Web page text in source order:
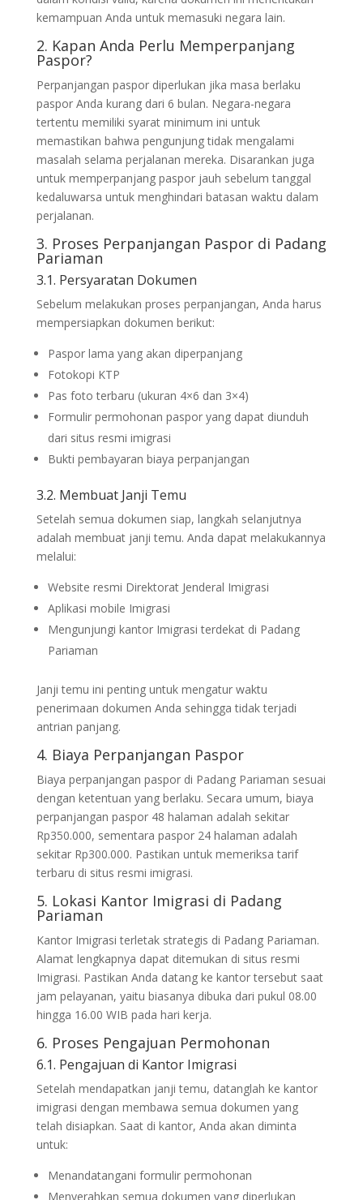
kemampuan Anda untuk memasuki negara lain.
2. Kapan Anda Perlu Memperpanjang
Paspor?
Perpanjangan paspor diperlukan jika masa berlaku
paspor Anda kurang dari 6 bulan. Negara-negara
tertentu memiliki syarat minimum ini untuk
memastikan bahwa pengunjung tidak mengalami
masalah selama perjalanan mereka. Disarankan juga
untuk memperpanjang paspor jauh sebelum tanggal
kedaluwarsa untuk menghindari batasan waktu dalam
perjalanan.
3. Proses Perpanjangan Paspor di Padang
Pariaman
3.1. Persyaratan Dokumen
Sebelum melakukan proses perpanjangan, Anda harus
mempersiapkan dokumen berikut:
Paspor lama yang akan diperpanjang
Fotokopi KTP
Pas foto terbaru (ukuran 4×6 dan 3×4)
Formulir permohonan paspor yang dapat diunduh
dari situs resmi imigrasi
Bukti pembayaran biaya perpanjangan
3.2. Membuat Janji Temu
Setelah semua dokumen siap, langkah selanjutnya
adalah membuat janji temu. Anda dapat melakukannya
melalui:
Website resmi Direktorat Jenderal Imigrasi
Aplikasi mobile Imigrasi
Mengunjungi kantor Imigrasi terdekat di Padang
Pariaman
Janji temu ini penting untuk mengatur waktu
penerimaan dokumen Anda sehingga tidak terjadi
antrian panjang.
4. Biaya Perpanjangan Paspor
Biaya perpanjangan paspor di Padang Pariaman sesuai
dengan ketentuan yang berlaku. Secara umum, biaya
perpanjangan paspor 48 halaman adalah sekitar
Rp350.000, sementara paspor 24 halaman adalah
sekitar Rp300.000. Pastikan untuk memeriksa tarif
terbaru di situs resmi imigrasi.
5. Lokasi Kantor Imigrasi di Padang
Pariaman
Kantor Imigrasi terletak strategis di Padang Pariaman.
Alamat lengkapnya dapat ditemukan di situs resmi
Imigrasi. Pastikan Anda datang ke kantor tersebut saat
jam pelayanan, yaitu biasanya dibuka dari pukul 08.00
hingga 16.00 WIB pada hari kerja.
6. Proses Pengajuan Permohonan
6.1. Pengajuan di Kantor Imigrasi
Setelah mendapatkan janji temu, datanglah ke kantor
imigrasi dengan membawa semua dokumen yang
telah disiapkan. Saat di kantor, Anda akan diminta
untuk:
Menandatangani formulir permohonan
Menyerahkan semua dokumen yang diperlukan